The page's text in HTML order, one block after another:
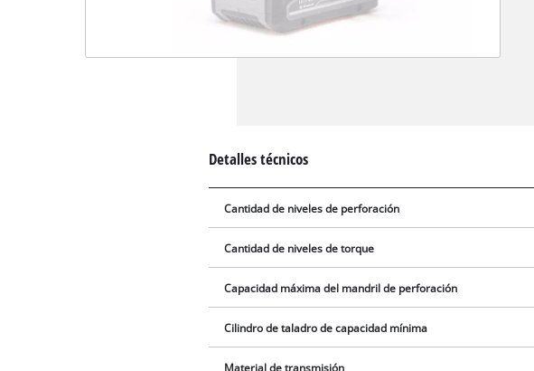
Detalles técnicos
Cantidad de niveles de perforación
Cantidad de niveles de torque
Capacidad máxima del mandril de perforación
Cilindro de taladro de capacidad mínima
Material de transmisión